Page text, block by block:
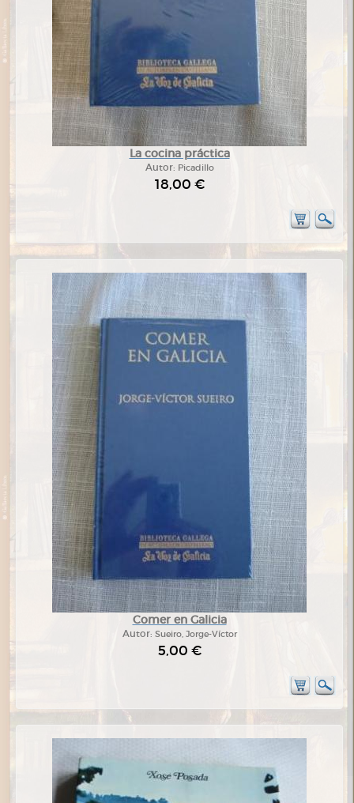
La cocina práctica
Autor: Picadillo
18,00 €
Comer en Galicia
Autor: Sueiro, Jorge-Víctor
5,00 €